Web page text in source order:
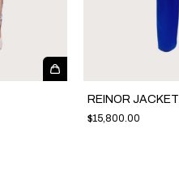
REINOR JACKET
$15,800.00